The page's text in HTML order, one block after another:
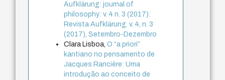
Aufklärung: journal of
philosophy: v. 4 n. 3 (2017):
Revista Aufklärung. v. 4, n. 3
(2017), Setembro-Dezembro
Clara Lisboa,O “a priori”
kantiano no pensamento de
Jacques Rancière: Uma
introdução ao conceito de